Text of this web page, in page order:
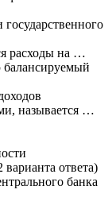
расходы на …
балансируемый
называется …
ответа)
банка